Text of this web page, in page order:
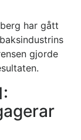
har gått
gjorde